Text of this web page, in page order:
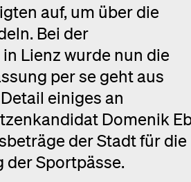
auf, um über die
Bei der
Lienz wurde nun die
per se geht aus
einiges an
Domenik
der Stadt für die
Sportpässe.